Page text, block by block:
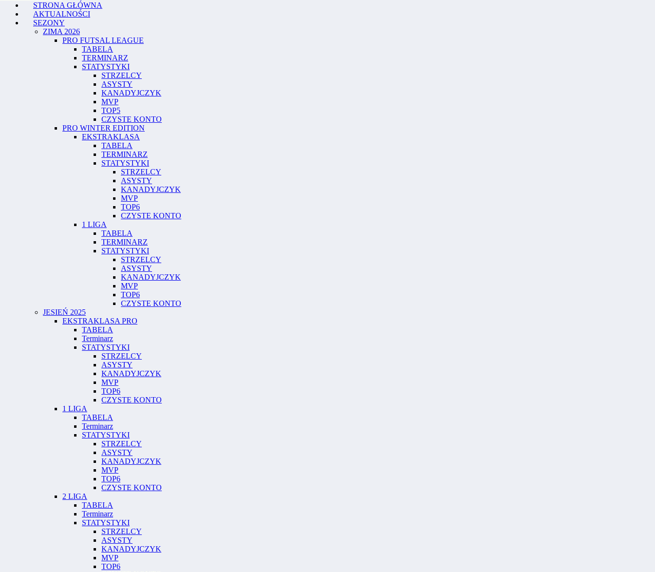
STRONA GŁÓWNA
AKTUALNOŚCI
SEZONY
ZIMA 2026
PRO FUTSAL LEAGUE
TABELA
TERMINARZ
STATYSTYKI
STRZELCY
ASYSTY
KANADYJCZYK
MVP
TOP5
CZYSTE KONTO
PRO WINTER EDITION
EKSTRAKLASA
TABELA
TERMINARZ
STATYSTYKI
STRZELCY
ASYSTY
KANADYJCZYK
MVP
TOP6
CZYSTE KONTO
1 LIGA
TABELA
TERMINARZ
STATYSTYKI
STRZELCY
ASYSTY
KANADYJCZYK
MVP
TOP6
CZYSTE KONTO
JESIEŃ 2025
EKSTRAKLASA PRO
TABELA
Terminarz
STATYSTYKI
STRZELCY
ASYSTY
KANADYJCZYK
MVP
TOP6
CZYSTE KONTO
1 LIGA
TABELA
Terminarz
STATYSTYKI
STRZELCY
ASYSTY
KANADYJCZYK
MVP
TOP6
CZYSTE KONTO
2 LIGA
TABELA
Terminarz
STATYSTYKI
STRZELCY
ASYSTY
KANADYJCZYK
MVP
TOP6